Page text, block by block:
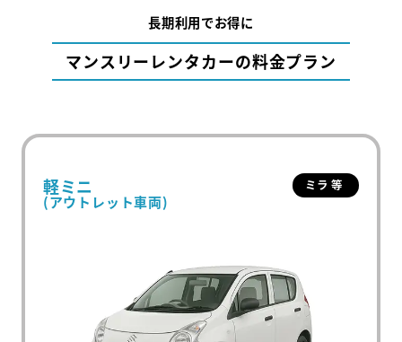
長期利用でお得に
マンスリーレンタカーの料金プラン
軽ミニ ミラ 等
(アウトレット車両)